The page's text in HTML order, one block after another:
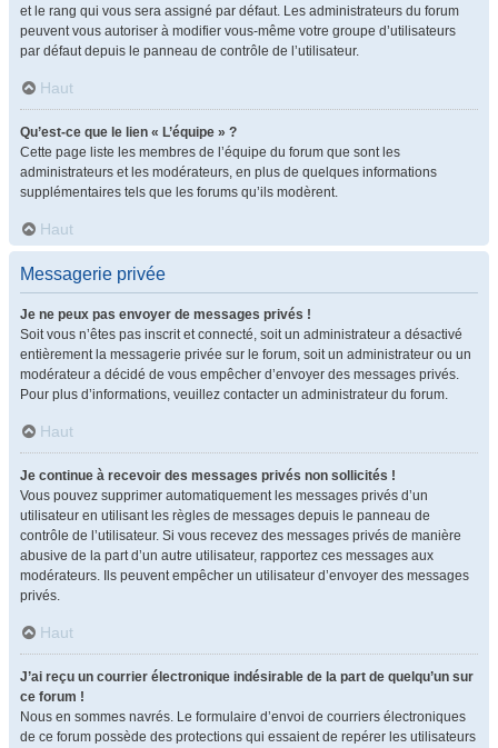
et le rang qui vous sera assigné par défaut. Les administrateurs du forum
peuvent vous autoriser à modifier vous-même votre groupe d’utilisateurs
par défaut depuis le panneau de contrôle de l’utilisateur.
Haut
Qu’est-ce que le lien « L’équipe » ?
Cette page liste les membres de l’équipe du forum que sont les
administrateurs et les modérateurs, en plus de quelques informations
supplémentaires tels que les forums qu’ils modèrent.
Haut
Messagerie privée
Je ne peux pas envoyer de messages privés !
Soit vous n’êtes pas inscrit et connecté, soit un administrateur a désactivé
entièrement la messagerie privée sur le forum, soit un administrateur ou un
modérateur a décidé de vous empêcher d’envoyer des messages privés.
Pour plus d’informations, veuillez contacter un administrateur du forum.
Haut
Je continue à recevoir des messages privés non sollicités !
Vous pouvez supprimer automatiquement les messages privés d’un
utilisateur en utilisant les règles de messages depuis le panneau de
contrôle de l’utilisateur. Si vous recevez des messages privés de manière
abusive de la part d’un autre utilisateur, rapportez ces messages aux
modérateurs. Ils peuvent empêcher un utilisateur d’envoyer des messages
privés.
Haut
J’ai reçu un courrier électronique indésirable de la part de quelqu’un sur
ce forum !
Nous en sommes navrés. Le formulaire d’envoi de courriers électroniques
de ce forum possède des protections qui essaient de repérer les utilisateurs